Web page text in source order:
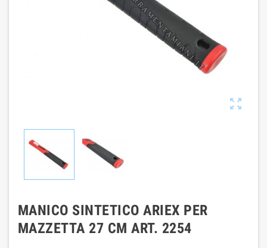

MANICO SINTETICO ARIEX PER
MAZZETTA 27 CM ART. 2254